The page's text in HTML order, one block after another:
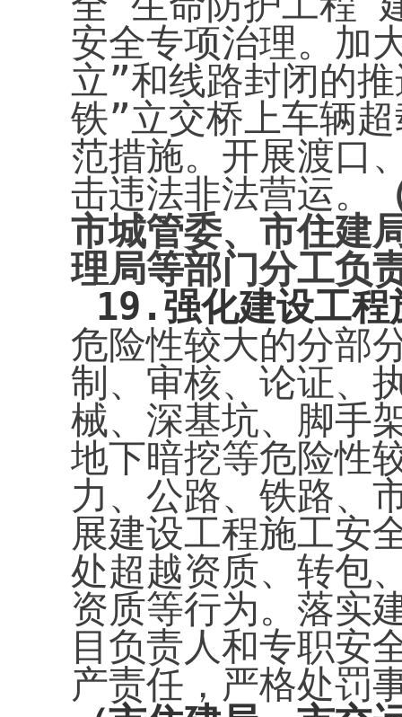
安全专项治理。加
立”和线路封闭的
铁”立交桥上车辆
范措施。开展渡口
击违法非法营运。
市城管委、市住建
理局等部门分工负
19. 强化建设工
危险性较大的分部
制、审核、论证、
械、深基坑、脚手
地下暗挖等危险性
力、公路、铁路、
展建设工程施工安
处超越资质、转包
资质等行为。落实
目负责人和专职安
产责任，严格处罚